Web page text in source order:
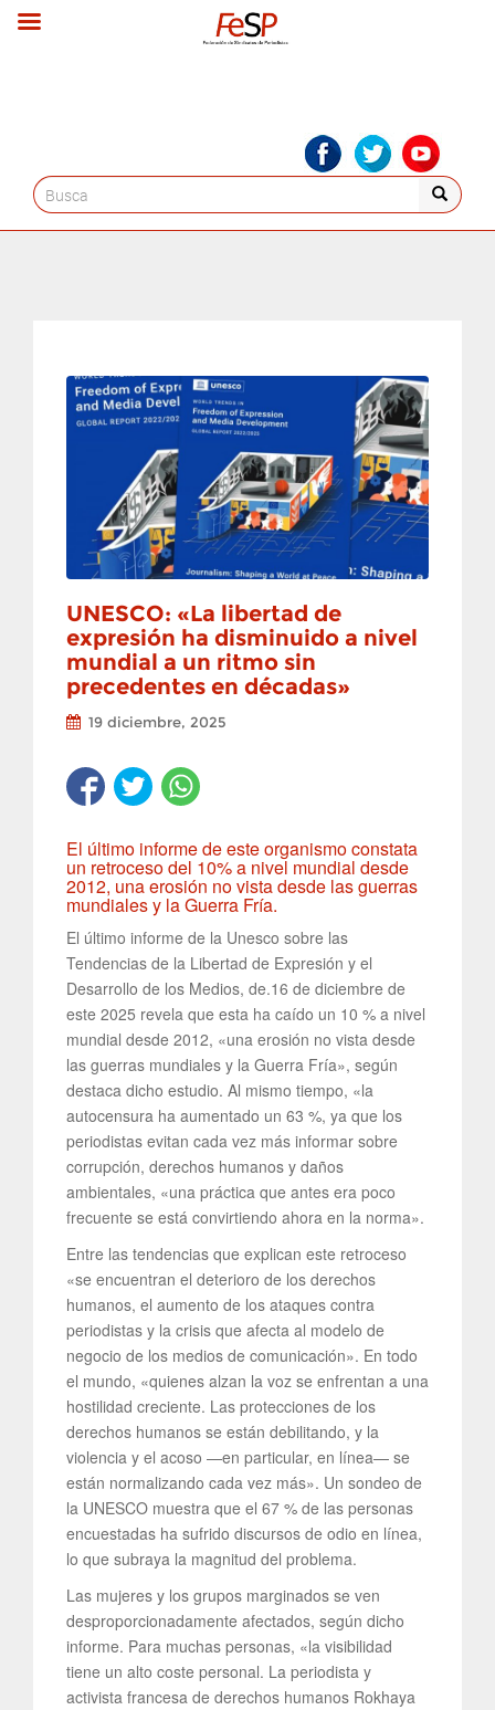
Search
for:
UNESCO: «La libertad de
expresión ha disminuido a nivel
mundial a un ritmo sin
precedentes en décadas»
19 diciembre, 2025
El último informe de este organismo constata
un retroceso del 10% a nivel mundial desde
2012, una erosión no vista desde las guerras
mundiales y la Guerra Fría.
El último informe de la Unesco sobre las
Tendencias de la Libertad de Expresión y el
Desarrollo de los Medios, de.16 de diciembre de
este 2025 revela que esta ha caído un 10 % a nivel
mundial desde 2012, «una erosión no vista desde
las guerras mundiales y la Guerra Fría», según
destaca dicho estudio. Al mismo tiempo, «la
autocensura ha aumentado un 63 %, ya que los
periodistas evitan cada vez más informar sobre
corrupción, derechos humanos y daños
ambientales, «una práctica que antes era poco
frecuente se está convirtiendo ahora en la norma».
Entre las tendencias que explican este retroceso
«se encuentran el deterioro de los derechos
humanos, el aumento de los ataques contra
periodistas y la crisis que afecta al modelo de
negocio de los medios de comunicación». En todo
el mundo, «quienes alzan la voz se enfrentan a una
hostilidad creciente. Las protecciones de los
derechos humanos se están debilitando, y la
violencia y el acoso —en particular, en línea— se
están normalizando cada vez más». Un sondeo de
la UNESCO muestra que el 67 % de las personas
encuestadas ha sufrido discursos de odio en línea,
lo que subraya la magnitud del problema.
Las mujeres y los grupos marginados se ven
desproporcionadamente afectados, según dicho
informe. Para muchas personas, «la visibilidad
tiene un alto coste personal. La periodista y
activista francesa de derechos humanos Rokhaya